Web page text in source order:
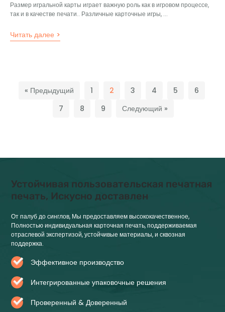
Размер игральной карты играет важную роль как в игровом процессе,
так и в качестве печати.. Различные карточные игры, ...
Читать далее >
« Предыдущий 1 2 3 4 5
6
7
8 9 Следующий »
Устойчивая пользовательская печатная
печать, Искусно доставлен
От палуб до синглов, Мы предоставляем высококачественное,
Полностью индивидуальная карточная печать, поддерживаемая
отраслевой экспертизой, устойчивые материалы, и сквозная
поддержка.
Эффективное производство
Интегрированные упаковочные решения
Проверенный & Доверенный